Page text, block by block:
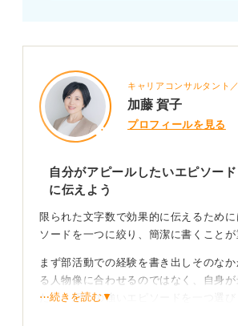
キャリアコンサルタント
加藤 賀子
プロフィールを見る
自分がアピールしたいエピソー
に伝えよう
限られた文字数で効果的に伝えるため
ソードを一つに絞り、簡潔に書くことが
まず部活動での経験を書き出しそのな
る人物像に合わせるのではなく、自身
たい、想いの強いエピソードを一つ選び
⋯続きを読む▼